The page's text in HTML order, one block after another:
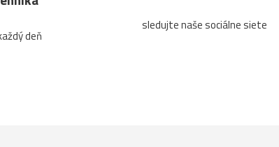
deň
sledujte naše sociálne siete